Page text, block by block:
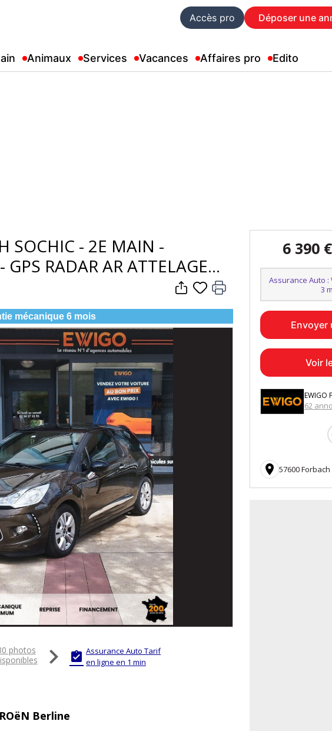
Accès pro Déposer une
Animaux Services Vacances Affaires pro Edito
SOCHIC - 2E MAIN -
RADAR AR ATTELAGE
mécanique 6 mois
photos
  Assurance Auto Tarif
en ligne en 1 min
Berline
6 390 €
Assurance Auto
3
Envoyer
Voir
EWIGO
62
 57600 Forbach